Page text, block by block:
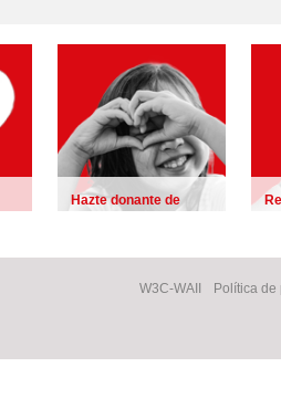
Hazte donante de
W3C-WAII Política de